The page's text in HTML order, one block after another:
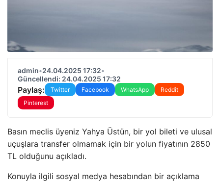
admin•24.04.2025 17:32•
Güncellendi: 24.04.2025 17:32
Paylaş: Twitter Facebook WhatsApp
Reddit
Pinterest
Basın meclis üyeniz Yahya Üstün, bir yol bileti ve ulusal
uçuşlara transfer olmamak için bir yolun fiyatının 2850
TL olduğunu açıkladı.
Konuyla ilgili sosyal medya hesabından bir açıklama